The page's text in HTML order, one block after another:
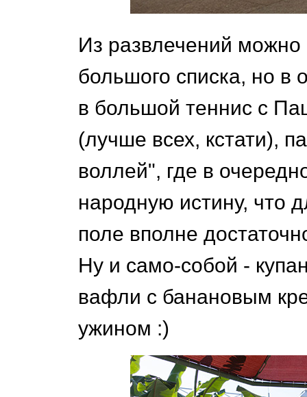
Из развлечений
большого списка, но в
в большой теннис с
(лучше всех, кстати),
воллей", где в
народную истину, что
поле вполне
Ну и само-собой -
вафли с банановым
ужином :)